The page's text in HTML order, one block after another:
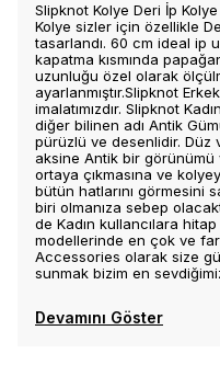
Slipknot Kolye Deri İp
Kolye sizler için özellikle
tasarlandı. 60 cm ideal ip
kapatma kısmında
uzunluğu özel olarak
ayarlanmıştır.Slipknot
imalatımızdır. Slipknot
diğer bilinen adı Antik
pürüzlü ve desenlidir. Düz
aksine Antik bir görünümü
ortaya çıkmasına ve
bütün hatlarını görmesini
biri olmanıza sebep
de Kadın kullancılara
modellerinde en çok ve
Accessories olarak size
sunmak bizim en
Devamını Göster